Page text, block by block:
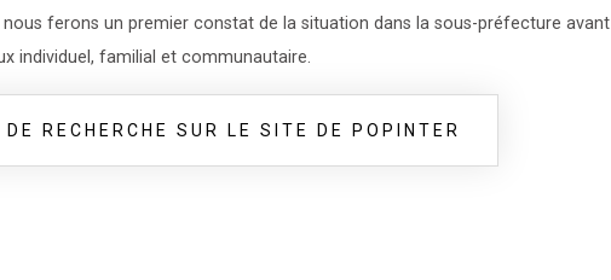
ferons un premier constat de la situation dans la sous-préfecture avant
individuel, familial et communautaire.
RECHERCHE SUR LE SITE DE POPINTER